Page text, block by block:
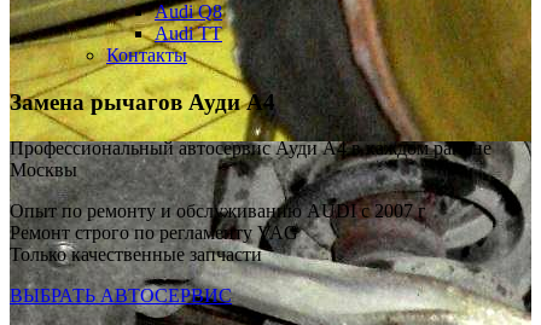
Audi Q8
Audi TT
Контакты
Замена рычаговАуди А4
Профессиональный автосервис Ауди А4 в каждом районе
Москвы
Опыт по ремонту и обслуживанию AUDI с 2007 г
Ремонт строго по регламенту VAG
Только качественные запчасти
ВЫБРАТЬ АВТОСЕРВИС